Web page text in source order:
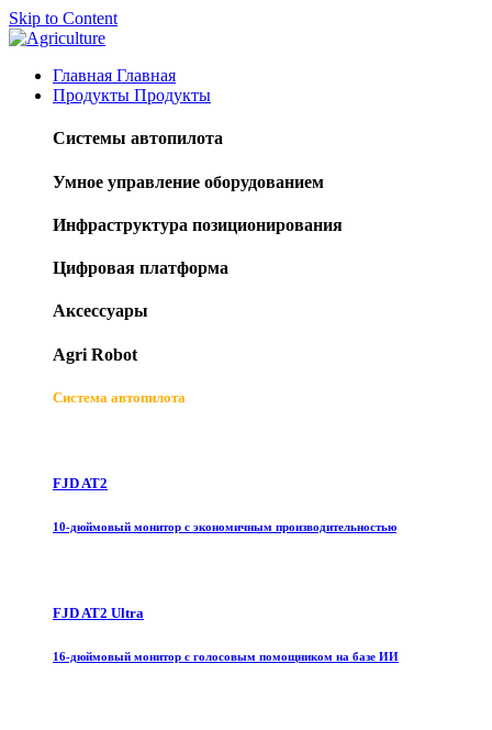
Skip to Content
Главная Главная
Продукты Продукты
Системы автопилота
Умное управление оборудованием
Инфраструктура позиционирования
Цифровая платформа
Аксессуары
Agri Robot
Система автопилота
FJD AT2
10-дюймовый монитор с экономичным производительностью
FJD AT2 Ultra
16-дюймовый монитор с голосовым помощником на базе ИИ